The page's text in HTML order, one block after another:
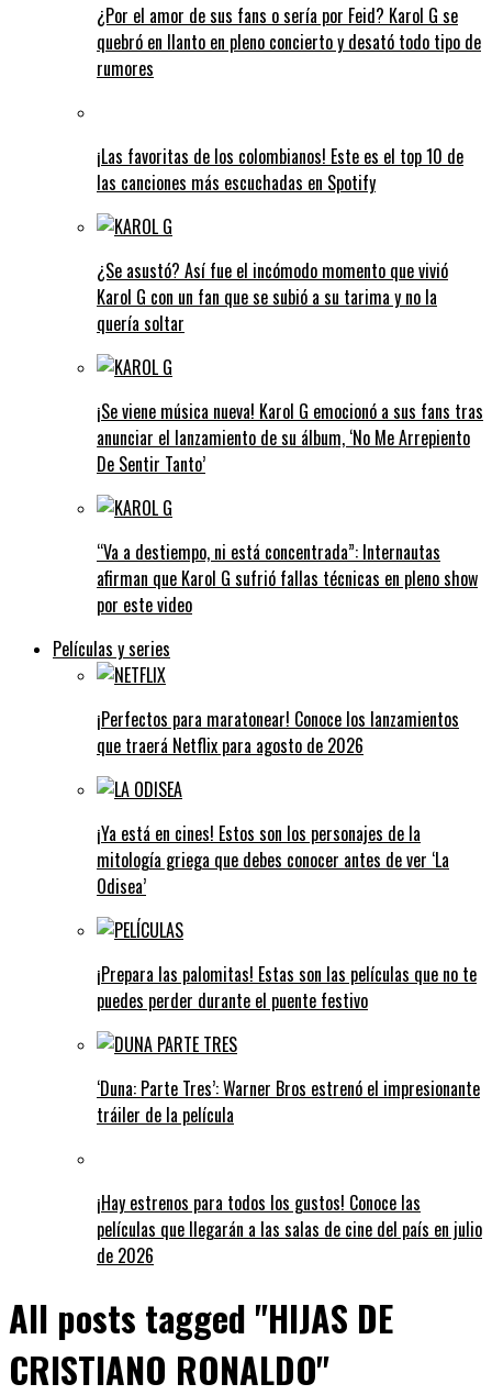
¿Por el amor de sus fans o sería por Feid? Karol G se
quebró en llanto en pleno concierto y desató todo tipo de
rumores
¡Las favoritas de los colombianos! Este es el top 10 de
las canciones más escuchadas en Spotify
¿Se asustó? Así fue el incómodo momento que vivió
Karol G con un fan que se subió a su tarima y no la
quería soltar
¡Se viene música nueva! Karol G emocionó a sus fans tras
anunciar el lanzamiento de su álbum, ‘No Me Arrepiento
De Sentir Tanto’
“Va a destiempo, ni está concentrada”: Internautas
afirman que Karol G sufrió fallas técnicas en pleno show
por este video
Películas y series
¡Perfectos para maratonear! Conoce los lanzamientos
que traerá Netflix para agosto de 2026
¡Ya está en cines! Estos son los personajes de la
mitología griega que debes conocer antes de ver ‘La
Odisea’
¡Prepara las palomitas! Estas son las películas que no te
puedes perder durante el puente festivo
‘Duna: Parte Tres’: Warner Bros estrenó el impresionante
tráiler de la película
¡Hay estrenos para todos los gustos! Conoce las
películas que llegarán a las salas de cine del país en julio
de 2026
All posts tagged "HIJAS DE
CRISTIANO RONALDO"